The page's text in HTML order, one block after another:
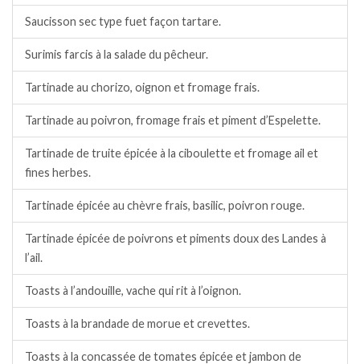
Saucisson sec type fuet façon tartare.
Surimis farcis à la salade du pêcheur.
Tartinade au chorizo, oignon et fromage frais.
Tartinade au poivron, fromage frais et piment d’Espelette.
Tartinade de truite épicée à la ciboulette et fromage ail et
fines herbes.
Tartinade épicée au chèvre frais, basilic, poivron rouge.
Tartinade épicée de poivrons et piments doux des Landes à
l’ail.
Toasts à l’andouille, vache qui rit à l’oignon.
Toasts à la brandade de morue et crevettes.
Toasts à la concassée de tomates épicée et jambon de